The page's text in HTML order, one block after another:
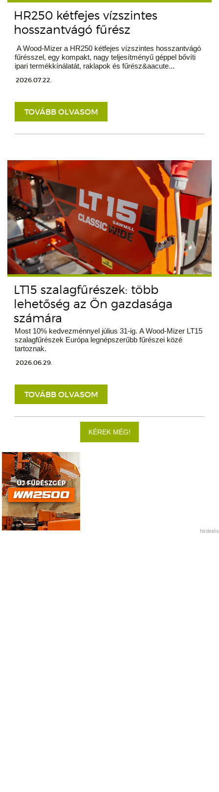
HR250 kétfejes vízszintes
hosszantvágó fűrész
A Wood-Mizer a HR250 kétfejes vízszintes hosszantvágó
fűrésszel, egy kompakt, nagy teljesítményű géppel bővíti
ipari termékkínálatát, raklapok és fűrész&aacute...
2026.07.22.
TOVÁBB OLVASOM
LT15 szalagfűrészek: több
lehetőség az Ön gazdasága
számára
Most 10% kedvezménnyel július 31-ig. A Wood-Mizer LT15
szalagfűrészek Európa legnépszerűbb fűrészei közé
tartoznak.
2026.06.29.
TOVÁBB OLVASOM
KÉREK MÉG!
hirdetés